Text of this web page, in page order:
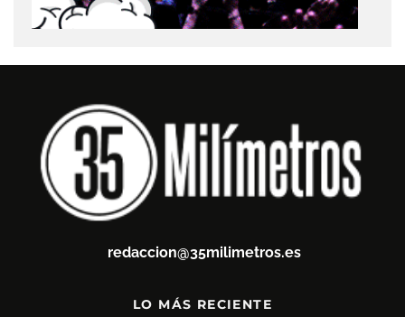
redaccion@35milimetros.es
LO MÁS RECIENTE